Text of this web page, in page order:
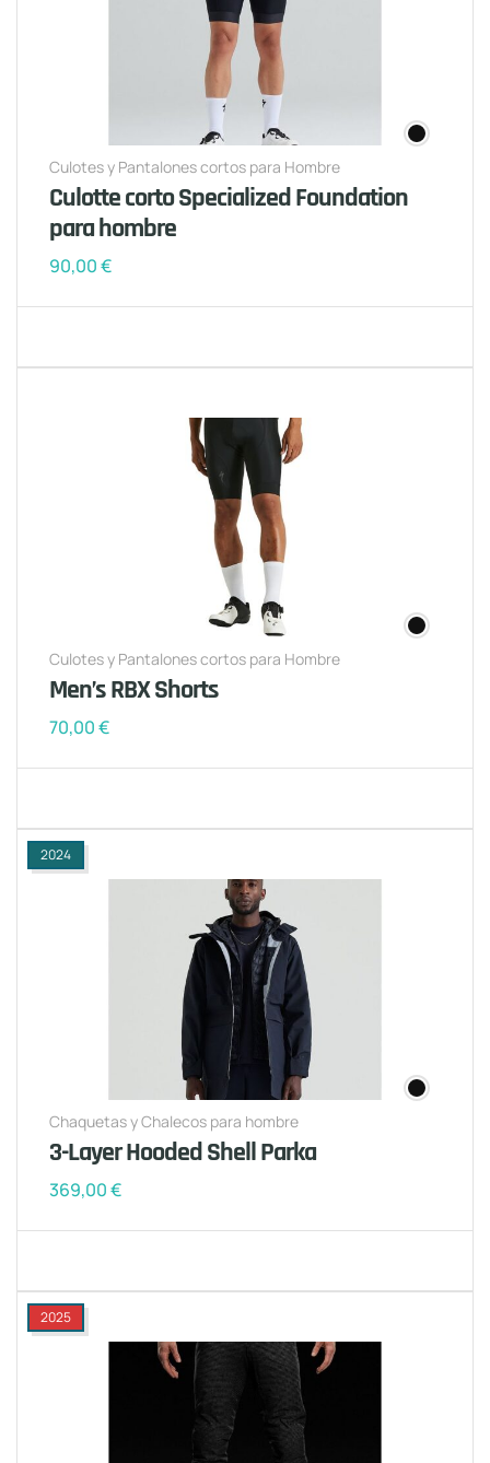
Culotes y Pantalones cortos para Hombre
Culotte corto Specialized Foundation
para hombre
90,00€
Culotes y Pantalones cortos para Hombre
Men’s RBX Shorts
70,00€
2024
Chaquetas y Chalecos para hombre
3-Layer Hooded Shell Parka
369,00€
2025